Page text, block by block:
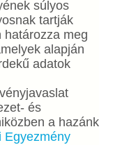
súlyos
tartják
határozza meg
alapján
adatok
és
a hazánk
Egyezmény